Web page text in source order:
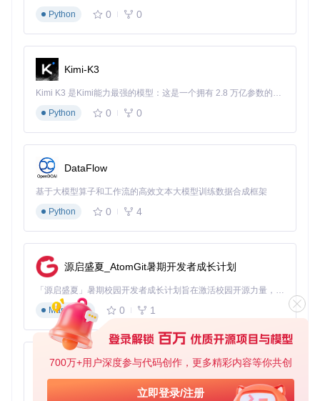
700万+用户深度参与代码创作，更多精彩内容等你共创
立即登录/注册
每个菜单配置文件是一个JSON对象，包含以下核心字段：
{
"Name": "菜单显示名称",
"Command"
"要执行的命令"
"Match": {
"FileExtensions": ["txt", "md"],
"IsDirectory"
}
}
Name：右键菜单中显示的名称
为目录等）
配置文件存放位置
所有自定义菜单配置文件都存放在项目的
中：
ContextMenuForWindows11/
└── menuSample/
    ├── Compress By 7z.json
    ├── Install Apk By Adb.json
Python
0 0
Kimi-K3
Kimi K3 是Kimi能力最强的模型：这是一个拥有 2.8 万亿参数的混合专家（MoE）模型，具备原生视觉理解能力，并支持 100 万 token 的上下文窗口。
Python
0 0
DataFlow
基于大模型算子和工作流的高效文本大模型训练数据合成框架
Python
0 4
源启盛夏_AtomGit暑期开发者成长计划
「源启盛夏」暑期校园开发者成长计划旨在激活校园开源力量，通过积分激励、认证扶持、资源倾斜等形式，引导高校组织和开发者完成「入驻 — 建项目 — 做贡献 — 获认证 — 得资源」的完整闭环。无论你是想带领社团入驻平台的组织者，还是希望用代码贡献证明自己的开发者，都能在这里找到属于你的成长路径。
Markdown
0 1
py-xiaozhi
基于Python的Xiaozhi AI，适用于想要完整Xiaozhi体验而无需拥有专用硬件的用户。